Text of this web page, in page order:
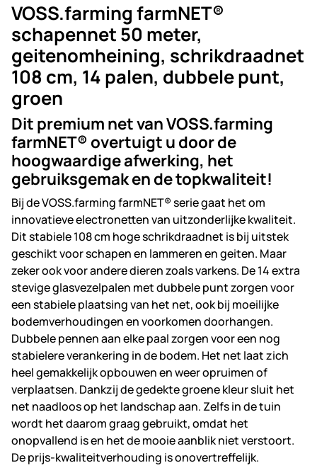
VOSS.farming farmNET®
schapennet 50 meter,
geitenomheining, schrikdraadnet
108 cm, 14 palen, dubbele punt,
groen
Dit premium net van VOSS.farming
farmNET® overtuigt u door de
hoogwaardige afwerking, het
gebruiksgemak en de topkwaliteit!
Bij de VOSS.farming farmNET® serie gaat het om
innovatieve electronetten van uitzonderlijke kwaliteit.
Dit stabiele 108 cm hoge schrikdraadnet is bij uitstek
geschikt voor schapen en lammeren en geiten. Maar
zeker ook voor andere dieren zoals varkens. De 14 extra
stevige glasvezelpalen met dubbele punt zorgen voor
een stabiele plaatsing van het net, ook bij moeilijke
bodemverhoudingen en voorkomen doorhangen.
Dubbele pennen aan elke paal zorgen voor een nog
stabielere verankering in de bodem. Het net laat zich
heel gemakkelijk opbouwen en weer opruimen of
verplaatsen. Dankzij de gedekte groene kleur sluit het
net naadloos op het landschap aan. Zelfs in de tuin
wordt het daarom graag gebruikt, omdat het
onopvallend is en het de mooie aanblik niet verstoort.
De prijs-kwaliteitverhouding is onovertreffelijk.